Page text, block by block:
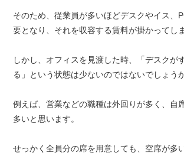
そのため、従業員が多いほどデスクやイス、
要となり、それを収容する賃料が掛かってし
しかし、オフィスを見渡した時、「デスクが
る」という状態は少ないのではないでしょうか
例えば、営業などの職種は外回りが多く、自
多いと思います。
せっかく全員分の席を用意しても、空席が多